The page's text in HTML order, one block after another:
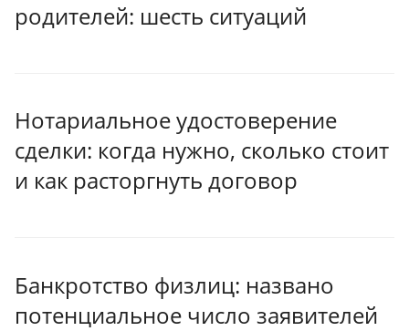
родителей: шесть ситуаций
Нотариальное удостоверение
сделки: когда нужно, сколько стоит
и как расторгнуть договор
Банкротство физлиц: названо
потенциальное число заявителей